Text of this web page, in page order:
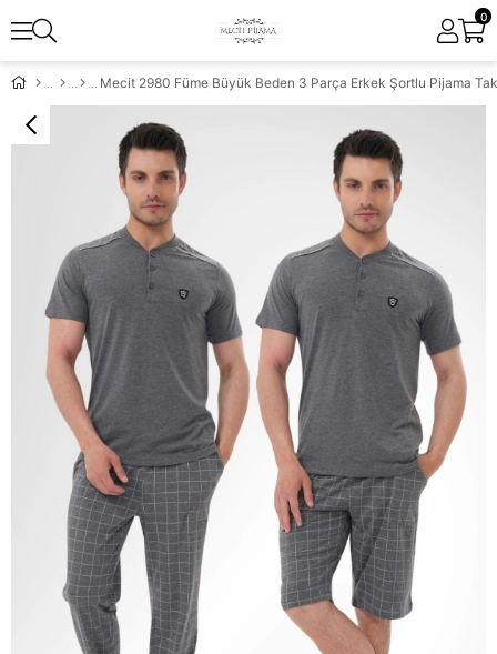
0
Mecit 2980 Füme Büyük Beden 3 Parça Erkek Şortlu Pijama